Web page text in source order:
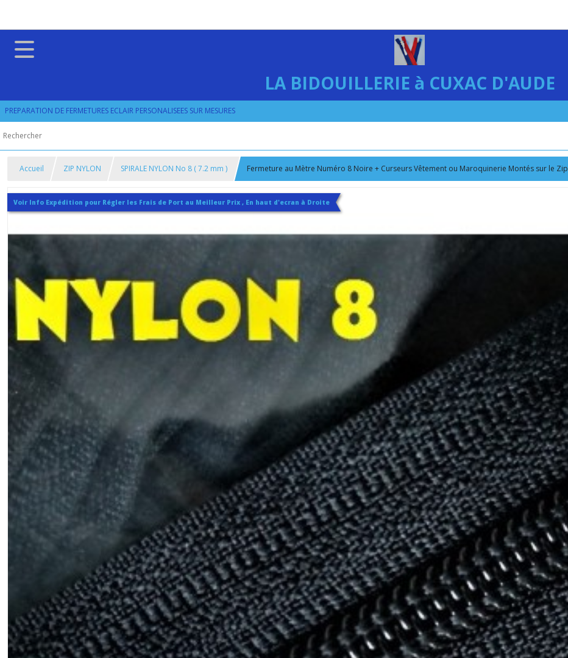
LA BIDOUILLERIE à CUXAC D'AUDE
PREPARATION DE FERMETURES ECLAIR PERSONALISEES SUR MESURES
Accueil ZIP NYLON SPIRALE NYLON No 8 ( 7.2 mm ) Fermeture au Mètre Numéro 8 Noire + Curseurs Vêtement ou Maroquinerie Montés sur le Zip
Voir Info Expédition pour Régler les Frais de Port au Meilleur Prix , En haut d'ecran à Droite